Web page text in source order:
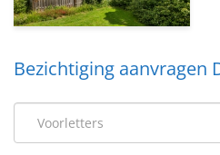
afstand.
Bezichtiging aanvragen